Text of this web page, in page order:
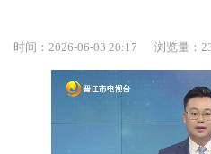
时间：2026-06-03 20:17 浏览量：